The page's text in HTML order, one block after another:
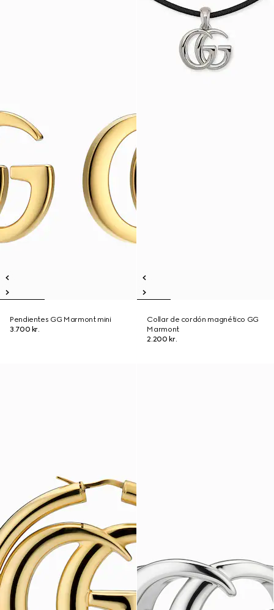
Pendientes GG Marmont mini
3.700 kr.
Collar de cordón magnético GG
Marmont
2.200 kr.